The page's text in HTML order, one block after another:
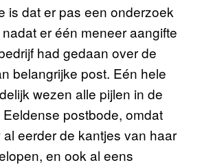
is dat er pas een onderzoek
er één meneer aangifte
had gedaan over de
belangrijke post. Eén hele
wezen alle pijlen in de
postbode, omdat
eerder de kantjes van haar
en ook al eens